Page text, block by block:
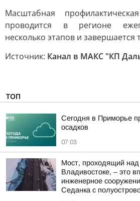
Масштабная
проводится в регионе
несколько этапов и завершается
Источник: Канал в МАКС "КП
ТОП
Сегодня в Приморье
осадков
07:03
Мост, проходящий
Владивостоке, – это
инженерное
Седанка с